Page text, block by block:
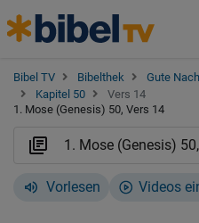
Bibel TV Bibelthek Gute
Kapitel 50
Vers 14
1. Mose (Genesis) 50, Vers 14
Vorlesen Videos